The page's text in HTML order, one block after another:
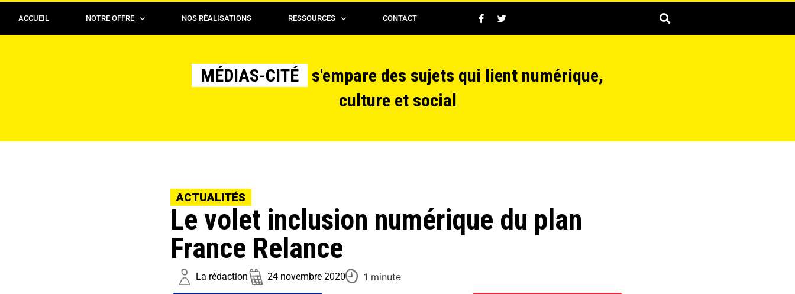
ACCUEIL NOTRE OFFRE NOS RÉALISATIONS RESSOURCES CONTACT
MÉDIAS-CITÉ
s'empare des sujets qui lient numérique,
culture et social
ACTUALITÉS
Le volet inclusion numérique du plan
France Relance
La rédaction 24 novembre 2020 1 minute